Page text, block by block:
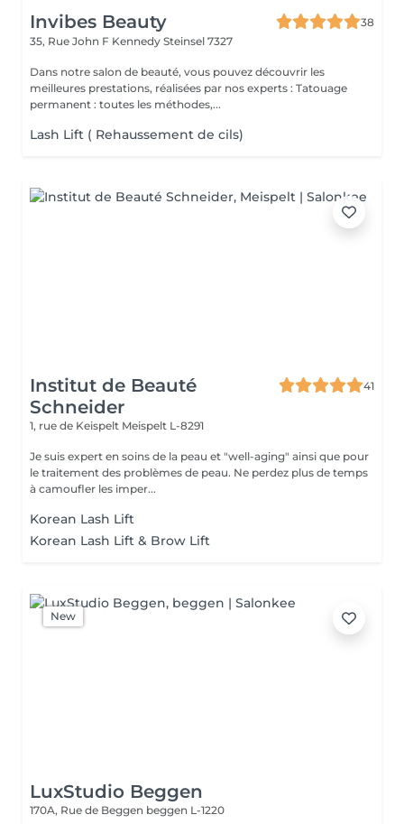
Invibes Beauty
38
35, Rue John F Kennedy Steinsel 7327
Dans notre salon de beauté, vous pouvez découvrir les
meilleures prestations, réalisées par nos experts : Tatouage
permanent : toutes les méthodes,...
Lash Lift ( Rehaussement de cils)
Institut de Beauté
Schneider
41
1, rue de Keispelt Meispelt L-8291
Je suis expert en soins de la peau et "well-aging" ainsi que pour
le traitement des problèmes de peau. Ne perdez plus de temps
à camoufler les imper...
Korean Lash Lift
Korean Lash Lift & Brow Lift
New
LuxStudio Beggen
170A, Rue de Beggen beggen L-1220